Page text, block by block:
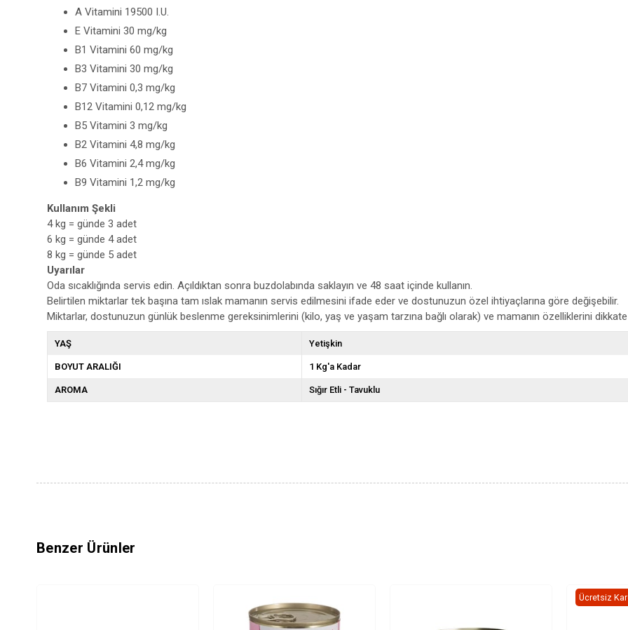
A Vitamini 19500 I.U.
E Vitamini 30 mg/kg
B1 Vitamini 60 mg/kg
B3 Vitamini 30 mg/kg
B7 Vitamini 0,3 mg/kg
B12 Vitamini 0,12 mg/kg
B5 Vitamini 3 mg/kg
B2 Vitamini 4,8 mg/kg
B6 Vitamini 2,4 mg/kg
B9 Vitamini 1,2 mg/kg
Kullanım Şekli
4 kg = günde 3 adet
6 kg = günde 4 adet
8 kg = günde 5 adet
Uyarılar
Oda sıcaklığında servis edin. Açıldıktan sonra buzdolabında saklayın ve 48 saat içinde kullanın.
Belirtilen miktarlar tek başına tam ıslak mamanın servis edilmesini ifade eder ve dostunuzun özel ihtiyaçlarına göre değişebilir.
Miktarlar, dostunuzun günlük beslenme gereksinimlerini (kilo, yaş ve yaşam tarzına bağlı olarak) ve mamanın özelliklerini dikkate
YAŞ Yetişkin
BOYUT ARALIĞI 1 Kg'a Kadar
AROMA Sığır Etli - Tavuklu
Benzer Ürünler
Ücretsiz